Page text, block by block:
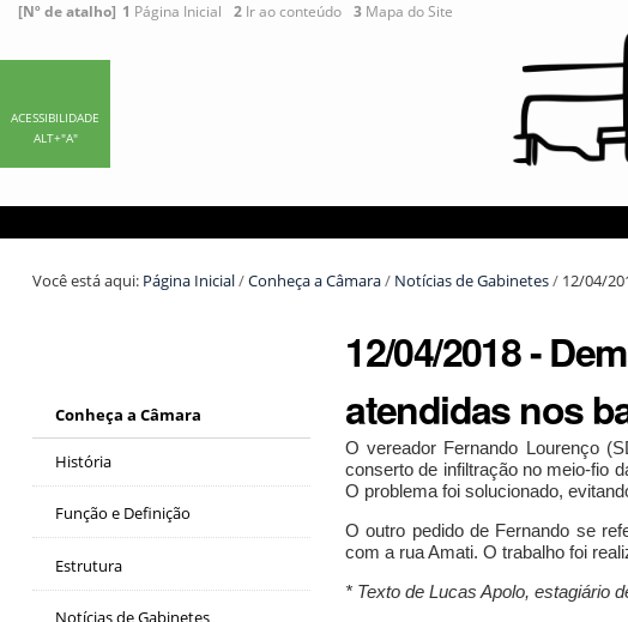
[Nº de atalho] 1 Página Inicial 2 Ir ao conteúdo 3 Mapa do Site
ACESSIBILIDADE
ALT+"A"
Você está aqui: Página Inicial/Conheça a Câmara/ Notícias de Gabinetes/ 12/04/
Conheça a Câmara
História
Função e Definição
Estrutura
Notícias de Gabinetes
12/04/2018 -
atendidas nos
O vereador Fernando Lourenço
conserto de infiltração no meio-fio
O problema foi solucionado,
O outro pedido de Fernando se
com a rua Amati. O trabalho foi
* Texto de Lucas Apolo, estagiário